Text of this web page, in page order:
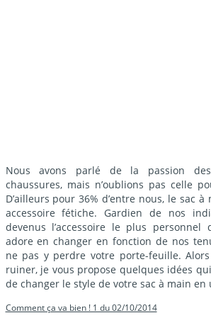
Nous avons parlé de la passion
chaussures, mais n’oublions pas celle
D’ailleurs pour 36% d’entre nous, le sac
accessoire fétiche. Gardien de nos
devenus l’accessoire le plus personnel
adore en changer en fonction de nos
ne pas y perdre votre porte-feuille.
ruiner, je vous propose quelques idées
de changer le style de votre sac à main
Comment ça va bien ! 1 du 02/10/2014